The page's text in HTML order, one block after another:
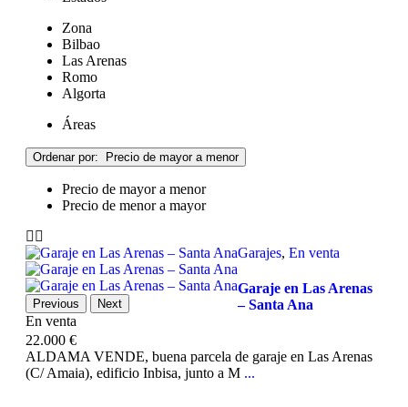
Zona
Bilbao
Las Arenas
Romo
Algorta
Áreas
Precio de mayor a menor
Precio de mayor a menor
Precio de menor a mayor
Previous Next
En venta
Garajes, En venta
Garaje en Las Arenas
– Santa Ana
22.000 €
ALDAMA VENDE, buena parcela de garaje en Las Arenas
(C/ Amaia), edificio Inbisa, junto a M ...